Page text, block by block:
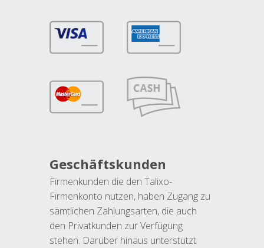
Geschäftskunden
Firmenkunden die den Talixo-
Firmenkonto nutzen, haben Zugang zu
sämtlichen Zahlungsarten, die auch
den Privatkunden zur Verfügung
stehen. Darüber hinaus unterstützt